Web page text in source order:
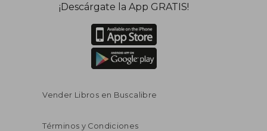
¡Descárgate la App GRATIS!
Vender Libros en Buscalibre
Términos y Condiciones